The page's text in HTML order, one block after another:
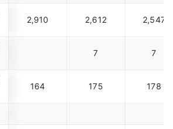
2,910 2,612 2,547
7 7
164 175 178